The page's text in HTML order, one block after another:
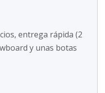
entrega rápida (2
y unas botas